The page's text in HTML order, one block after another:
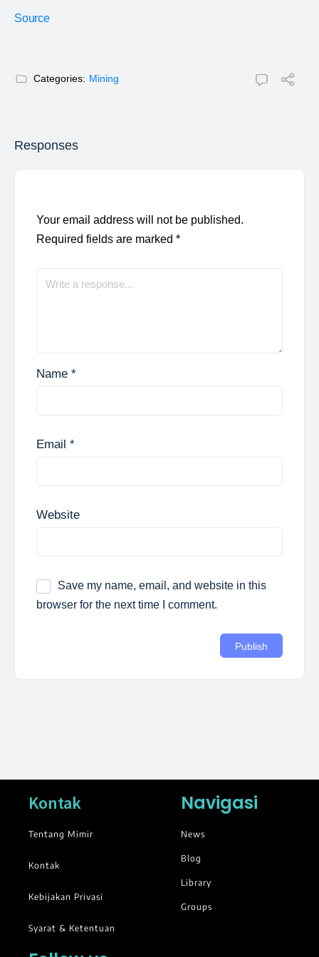
Source
Categories: Mining
Responses
Your email address will not be published.
Required fields are marked *
Name *
Email *
Website
Save my name, email, and website in this
browser for the next time I comment.
Kontak
Tentang Mimir
Kontak
Kebijakan Privasi
Syarat & Ketentuan
Navigasi
News
Blog
Library
Groups